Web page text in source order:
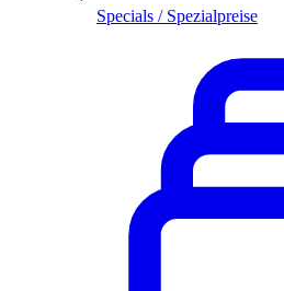
Specials / Spezialpreise